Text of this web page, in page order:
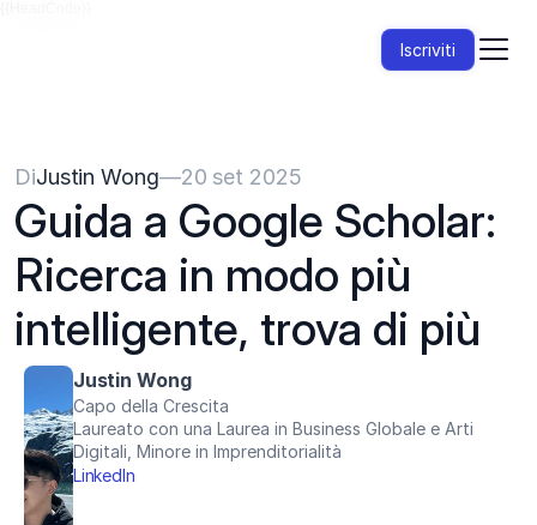
Iscriviti
DiJustin Wong—20 set 2025
Guida a Google Scholar:
Ricerca in modo più
intelligente, trova di più
Justin Wong
Capo della Crescita
Laureato con una Laurea in Business Globale e Arti
Digitali, Minore in Imprenditorialità
LinkedIn